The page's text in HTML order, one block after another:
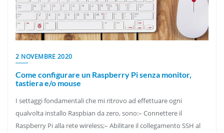
2 NOVEMBRE 2020
Come configurare un Raspberry Pi senza monitor,
tastiera e/o mouse
I settaggi fondamentali che mi ritrovo ad effettuare ogni
qualvolta installo Raspbian da zero, sono:– Connettere il
Raspberry Pi alla rete wireless;– Abilitare il collegamento SSH al